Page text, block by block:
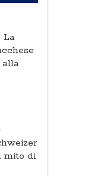
La
alla
mito di